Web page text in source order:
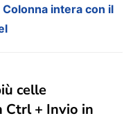
intera con il
celle
Ctrl + Invio in